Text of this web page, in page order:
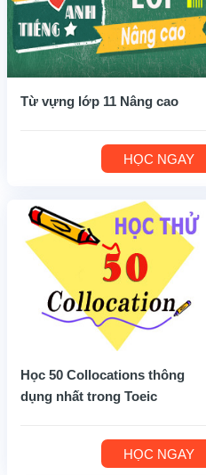
Từ vựng lớp 11 Nâng cao
HỌC NGAY
Học 50 Collocations thông
dụng nhất trong Toeic
HỌC NGAY